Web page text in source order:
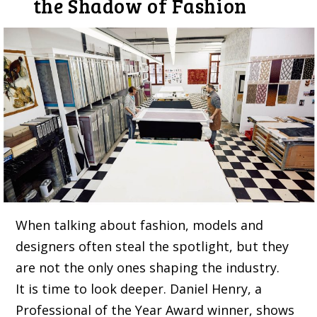
the Shadow of Fashion
When talking about fashion, models and
designers often steal the spotlight, but they
are not the only ones shaping the industry.
It is time to look deeper. Daniel Henry, a
Professional of the Year Award winner, shows